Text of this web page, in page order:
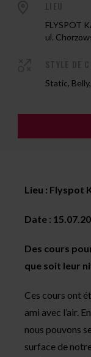
FLYSPOT
ul.
Static,
Lieu : Flyspot
Date :
Des cours
que soit leur
Ces cours ont
ami avec l’air.
nous pouvons
surface de